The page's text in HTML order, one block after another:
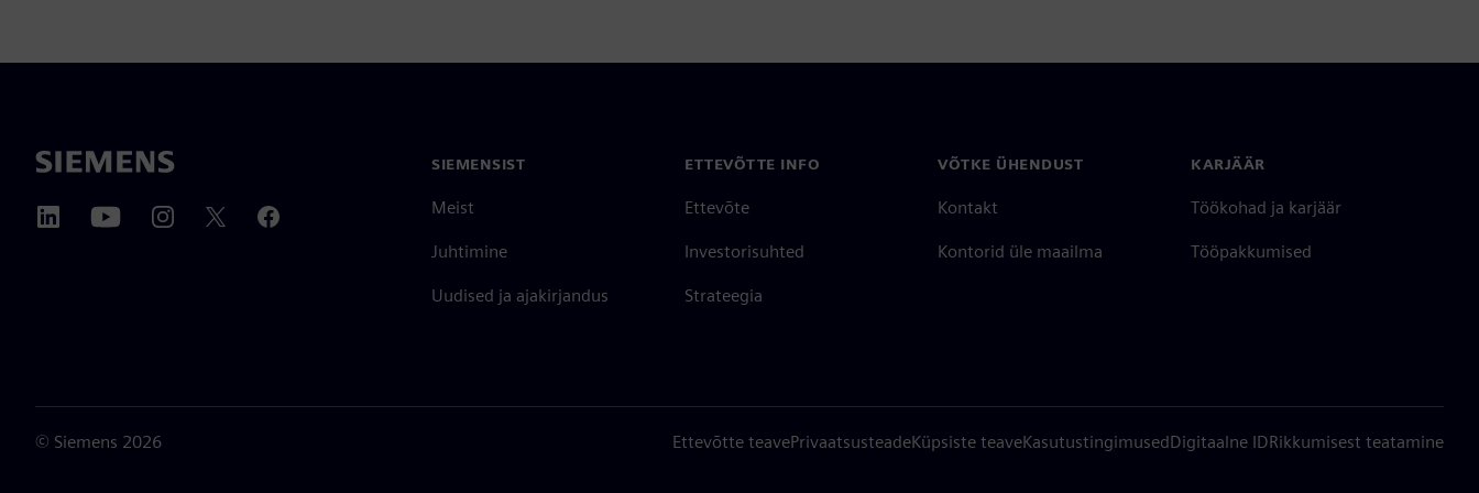
SIEMENSIST
Meist
Juhtimine
Uudised ja ajakirjandus
ETTEVÕTTE INFO
Ettevõte
Investorisuhted
Strateegia
VÕTKE ÜHENDUST
Kontakt
Kontorid üle maailma
KARJÄÄR
Töökohad ja karjäär
Tööpakkumised
© Siemens 2026 Ettevõtte teavePrivaatsusteadeKüpsiste teaveKasutustingimusedDigitaalne IDRikkumisest teatamine